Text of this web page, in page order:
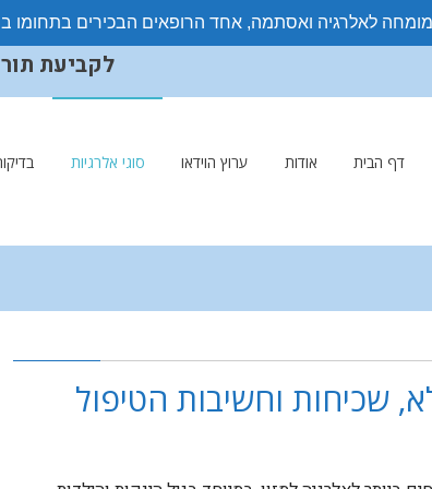
לקביעת תורים
דף הבית אודות ערוץ הוידאו סוגי אלרגיות
שכיחות וחשיבות הטיפול
לאלרגיה ואסתמה, אחד הרופאים הבכירים בתחומו